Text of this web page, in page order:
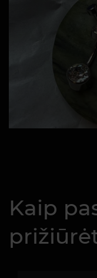
Kaip